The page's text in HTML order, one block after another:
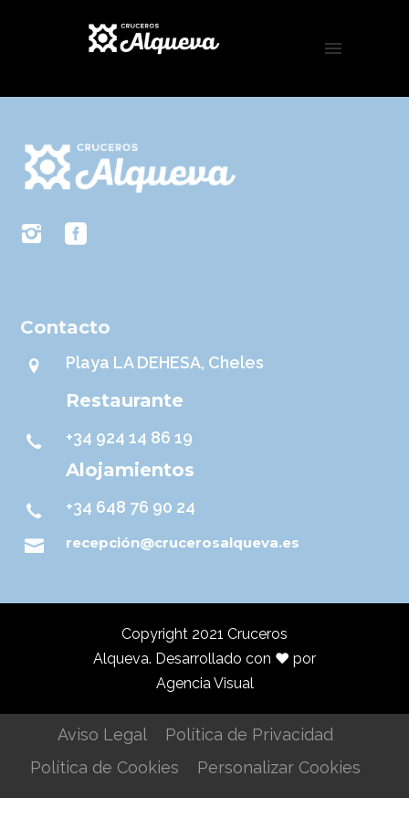
Contacto
Playa LA DEHESA, Cheles
Restaurante
+34 924 14 86 19
Alojamientos
+34 648 76 90 24
recepción@crucerosalqueva.es
Copyright 2021 Cruceros
Alqueva. Desarrollado con ♥️ por
Agencia Visual
Aviso Legal
Política de Privacidad
Política de Cookies
Personalizar Cookies